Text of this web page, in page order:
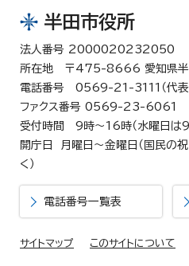
半田市役所
法人番号 2000020232050
所在地 〒475-8666 愛知県半
電話番号 0569-21-3111（代
ファクス番号 0569-23-6061
受付時間 9時～16時（水曜日は9
開庁日 月曜日～金曜日（国民の
く）
電話番号一覧表
サイトマップ このサイトについて